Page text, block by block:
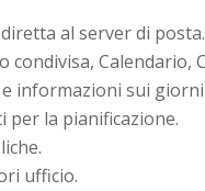
al server di posta.
condivisa, Calendario,
informazioni sui giorni
per la pianificazione.
ufficio.